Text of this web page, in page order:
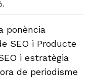
ponència
SEO i Producte
i estratègia
de periodisme